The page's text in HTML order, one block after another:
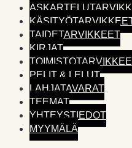
TAIDETARVIKKEET
KIRJAT
PELIT & LELUT
LAHJATAVARAT
TEEMAT
YHTEYSTIEDOT
MYYMÄLÄ